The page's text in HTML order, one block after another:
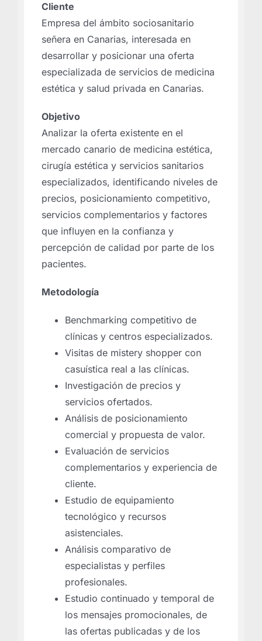
Cliente
Empresa del ámbito sociosanitario
señera en Canarias, interesada en
desarrollar y posicionar una oferta
especializada de servicios de medicina
estética y salud privada en Canarias.
Objetivo
Analizar la oferta existente en el
mercado canario de medicina estética,
cirugía estética y servicios sanitarios
especializados, identificando niveles de
precios, posicionamiento competitivo,
servicios complementarios y factores
que influyen en la confianza y
percepción de calidad por parte de los
pacientes.
Metodología
Benchmarking competitivo de
clínicas y centros especializados.
Visitas de mistery shopper con
casuística real a las clínicas.
Investigación de precios y
servicios ofertados.
Análisis de posicionamiento
comercial y propuesta de valor.
Evaluación de servicios
complementarios y experiencia de
cliente.
Estudio de equipamiento
tecnológico y recursos
asistenciales.
Análisis comparativo de
especialistas y perfiles
profesionales.
Estudio continuado y temporal de
los mensajes promocionales, de
las ofertas publicadas y de los